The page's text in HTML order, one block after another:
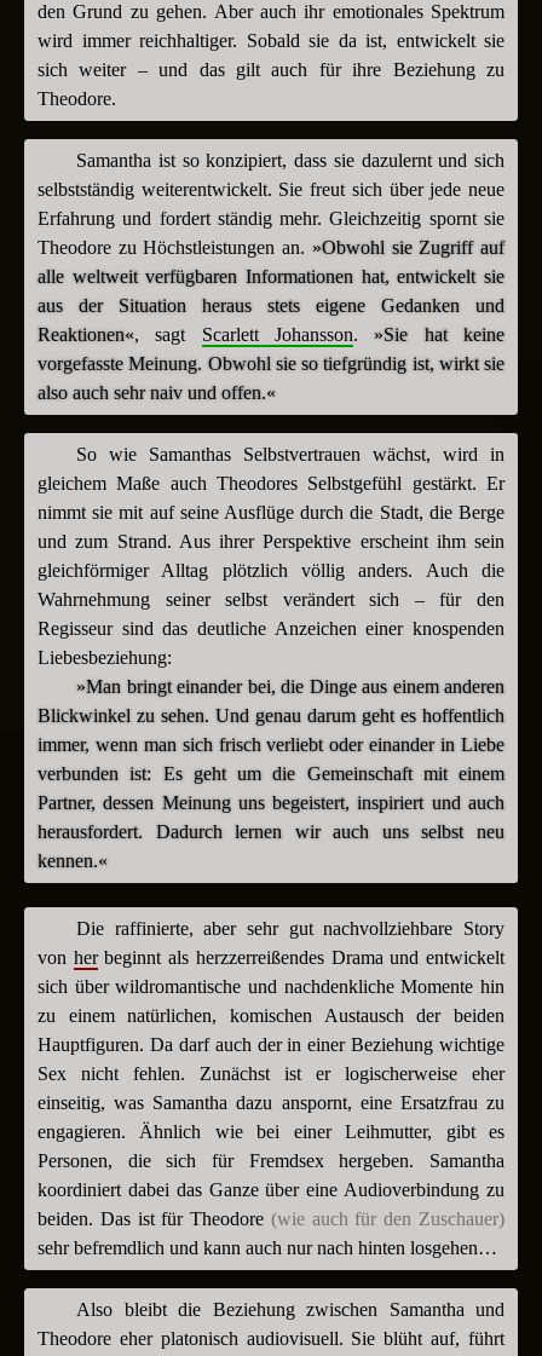
den Grund zu gehen. Aber auch ihr emotionales Spektrum
wird immer reichhaltiger. Sobald sie da ist, entwickelt sie
sich weiter – und das gilt auch für ihre Beziehung zu
Theodore.
Samantha ist so konzipiert, dass sie dazulernt und sich
selbstständig weiterentwickelt. Sie freut sich über jede neue
Erfahrung und fordert ständig mehr. Gleichzeitig spornt sie
Theodore zu Höchstleistungen an. »Obwohl sie Zugriff auf
alle weltweit verfügbaren Informationen hat, entwickelt sie
aus der Situation heraus stets eigene Gedanken und
Reaktionen«, sagt Scarlett Johansson.»Sie hat keine
vorgefasste Meinung. Obwohl sie so tiefgründig ist, wirkt sie
also auch sehr naiv und offen.«
So wie Samanthas Selbstvertrauen wächst, wird in
gleichem Maße auch Theodores Selbstgefühl gestärkt. Er
nimmt sie mit auf seine Ausflüge durch die Stadt, die Berge
und zum Strand. Aus ihrer Perspektive erscheint ihm sein
gleichförmiger Alltag plötzlich völlig anders. Auch die
Wahrnehmung seiner selbst verändert sich – für den
Regisseur sind das deutliche Anzeichen einer knospenden
Liebesbeziehung:
»Man bringt einander bei, die Dinge aus einem anderen
Blickwinkel zu sehen. Und genau darum geht es hoffentlich
immer, wenn man sich frisch verliebt oder einander in Liebe
verbunden ist: Es geht um die Gemeinschaft mit einem
Partner, dessen Meinung uns begeistert, inspiriert und auch
herausfordert. Dadurch lernen wir auch uns selbst neu
kennen.«
Die raffinierte, aber sehr gut nachvollziehbare Story
von herbeginnt als herzzerreißendes Drama und entwickelt
sich über wildromantische und nachdenkliche Momente hin
zu einem natürlichen, komischen Austausch der beiden
Hauptfiguren. Da darf auch der in einer Beziehung wichtige
Sex nicht fehlen. Zunächst ist er logischerweise eher
einseitig, was Samantha dazu anspornt, eine Ersatzfrau zu
engagieren. Ähnlich wie bei einer Leihmutter, gibt es
Personen, die sich für Fremdsex hergeben. Samantha
koordiniert dabei das Ganze über eine Audioverbindung zu
beiden. Das ist für Theodore (wie auch für den Zuschauer)
sehr befremdlich und kann auch nur nach hinten losgehen…
Also bleibt die Beziehung zwischen Samantha und
Theodore eher platonisch audiovisuell. Sie blüht auf, führt